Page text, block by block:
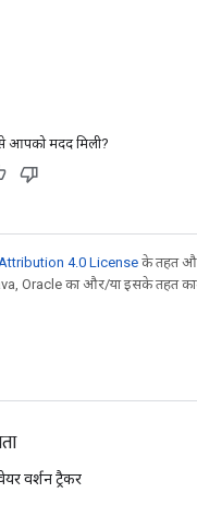
आपको मदद मिली?
4.0 Licenseके तहत
Oracle का और/या इसके तहत काम
वर्शन ट्रैकर